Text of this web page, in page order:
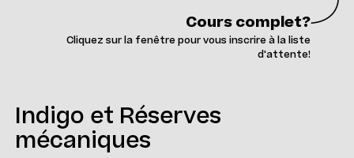
Cours complet?
Cliquez sur la fenêtre pour vous inscrire à la liste
d'attente!
Indigo et Réserves
mécaniques